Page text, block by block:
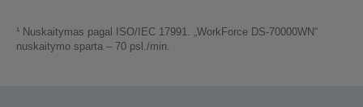
¹ Nuskaitymas pagal ISO/IEC 17991. „WorkForce DS-70000WN“
nuskaitymo sparta – 70 psl./min.